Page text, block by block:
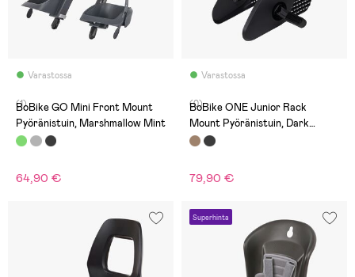
Varastossa
(1)
BoBike GO Mini Front Mount
Pyöränistuin, Marshmallow Mint
64,90 €
Varastossa
(0)
BoBike ONE Junior Rack
Mount Pyöränistuin, Dark
Brown
79,90 €
Superhinta